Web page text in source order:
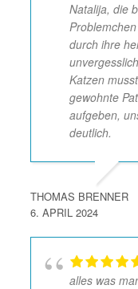
Natalija, die
durch ihre
Katzen
gewohnte
aufgeben,
deutlich.
THOMAS BRENNER
6. APRIL 2024
alles was